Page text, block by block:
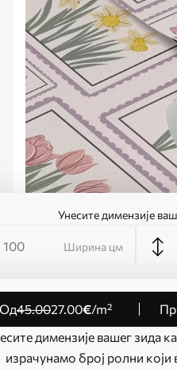
Унесите димензије
Ширина цм
од45.0027.00€/m²
димензије вашег зида
израчунамо број ролни који